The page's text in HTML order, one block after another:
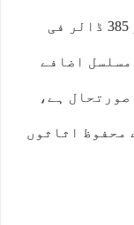
قیمت 8 ڈالر فی اونس اضافے سے 3 ہزار 385 ڈالر فی
اضافے
ہے،
محفوظ اثاثوں